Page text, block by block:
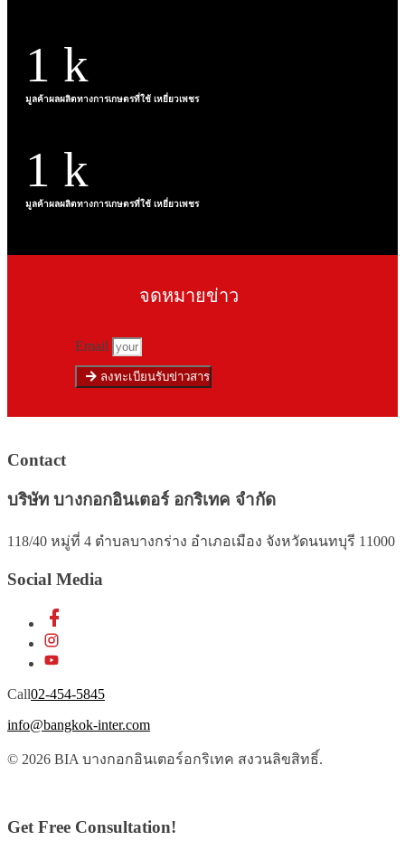
1 k
มูลค้าผลผลิตทางการเกษตรที่ใช้ เหยี่ยวเพชร​
1 k
มูลค้าผลผลิตทางการเกษตรที่ใช้ เหยี่ยวเพชร​
จดหมายข่าว​
Email
ลงทะเบียนรับข่าวสาร
Contact
บริษัท บางกอกอินเตอร์ อกริเทค จำกัด
118/40 หมู่ที่ 4 ตำบลบางกร่าง อำเภอเมือง จังหวัดนนทบุรี 11000
Social Media
Call02-454-5845
info@bangkok-inter.com
© 2026 BIA บางกอกอินเตอร์อกริเทค สงวนลิขสิทธิ์.
Get Free Consultation!